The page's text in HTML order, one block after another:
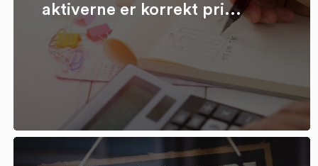
aktiverne er korrekt pri...